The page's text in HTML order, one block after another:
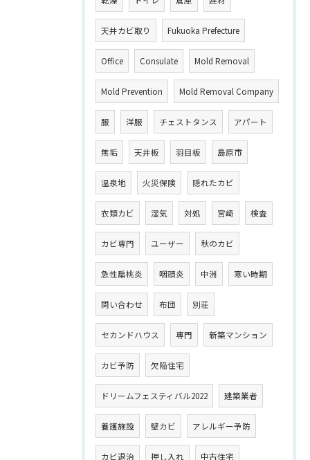
天井カビ取り Fukuoka Prefecture
Office Consulate Mold Removal
Mold Prevention Mold Removal Company
服 洋服 チェストタンス アパート
無垢 天井板 羽目板 島原市
温泉地 火災保険 隠れたカビ
衣類カビ 湿気 対処 宮崎 検査
カビ専門 ユーザー 秋のカビ
急性扁桃炎 咽頭炎 中洲 寒い時期
問い合わせ 布団 別荘
セカンドハウス 専門 新築マンション
カビ予防 欠陥住宅
ドリームフェスティバル2022 建築業者
養護施設 壁カビ アレルギー予防
カビ退治 押し入れ 中古住宅